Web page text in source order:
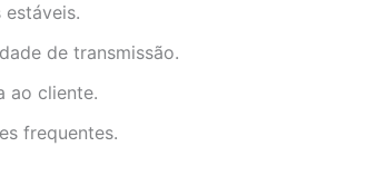
estáveis.
de transmissão.
ao cliente.
frequentes.